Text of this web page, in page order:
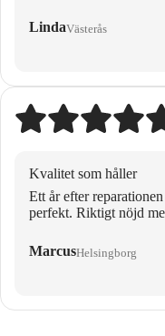
LindaVästerås
Kvalitet som håller
Ett år efter
perfekt. Riktigt nöjd
MarcusHelsingborg